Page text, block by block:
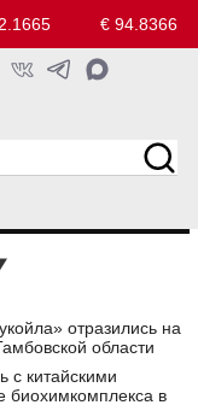
€ 94.8366
отразились на
области
с китайскими
биохимкомплекса в